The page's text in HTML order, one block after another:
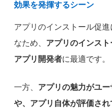
効果を発揮するシーン
アプリのインストール促
なため、 アプリのインス
アプリ開発者に最適です。
一方、 アプリの魅力がユ
や、アプリ自体が評価さ